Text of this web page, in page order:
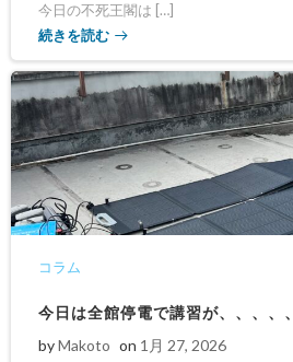
今日の不死王閣は […]
続きを読む
コラム
今日は全館停電で講習が、、、、、
byMakoto on 1月 27, 2026